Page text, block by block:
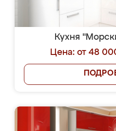
Кухня
Цена: от 48